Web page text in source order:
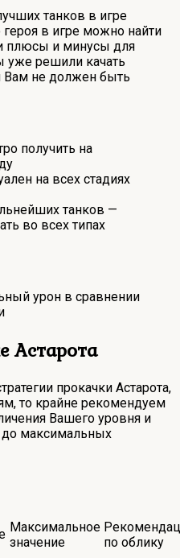
танков в игре
в игре можно найти
плюсы и минусы для
уже решили качать
Вам не должен быть
получить на
на всех стадиях
танков —
во всех типах
урон в сравнении
Астарота
прокачки Астарота,
то крайне рекомендуем
Вашего уровня и
до максимальных
Максимальное
значение
по облику